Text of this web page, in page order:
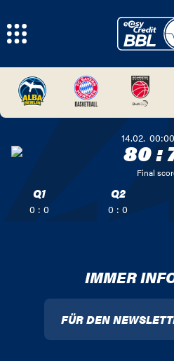
14.02. 00:00
80:
Final
Q1
0 : 0
Q2
0 : 0
IMMER
FÜR DEN